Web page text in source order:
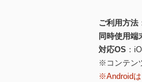
ご利用方法
同時使用端
対応OS
※コンテン
※Androidは